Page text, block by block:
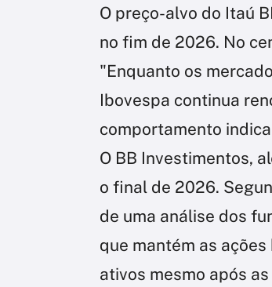
O preço-alvo do Itaú
no fim de 2026. No
"Enquanto os
Ibovespa continua
comportamento
O BB Investimentos,
o final de 2026.
de uma análise dos
que mantém as
ativos mesmo após